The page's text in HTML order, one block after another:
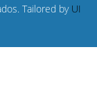
Tailored by UI